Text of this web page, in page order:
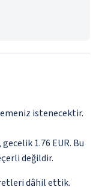
istenecektir.
1.76 EUR. Bu
değildir.
dâhil ettik.